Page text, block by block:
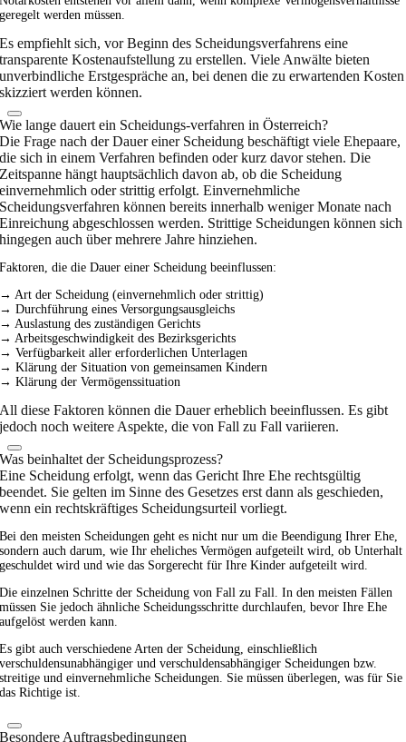
geregelt werden müssen.
Es empfiehlt sich, vor Beginn des Scheidungsverfahrens eine
transparente Kostenaufstellung zu erstellen. Viele Anwälte bieten
unverbindliche Erstgespräche an, bei denen die zu erwartenden Kosten
skizziert werden können.
Wie lange dauert ein Scheidungs-verfahren in Österreich?
Die Frage nach der Dauer einer Scheidung beschäftigt viele Ehepaare,
die sich in einem Verfahren befinden oder kurz davor stehen. Die
Zeitspanne hängt hauptsächlich davon ab, ob die Scheidung
einvernehmlich oder strittig erfolgt. Einvernehmliche
Scheidungsverfahren können bereits innerhalb weniger Monate nach
Einreichung abgeschlossen werden. Strittige Scheidungen können sich
hingegen auch über mehrere Jahre hinziehen.
Faktoren, die die Dauer einer Scheidung beeinflussen:
→ Art der Scheidung (einvernehmlich oder strittig)
→ Durchführung eines Versorgungsausgleichs
→ Auslastung des zuständigen Gerichts
→ Arbeitsgeschwindigkeit des Bezirksgerichts
→ Verfügbarkeit aller erforderlichen Unterlagen
→ Klärung der Situation von gemeinsamen Kindern
→ Klärung der Vermögenssituation
All diese Faktoren können die Dauer erheblich beeinflussen. Es gibt
jedoch noch weitere Aspekte, die von Fall zu Fall variieren.
Was beinhaltet der Scheidungsprozess?
Eine Scheidung erfolgt, wenn das Gericht Ihre Ehe rechtsgültig
beendet. Sie gelten im Sinne des Gesetzes erst dann als geschieden,
wenn ein rechtskräftiges Scheidungsurteil vorliegt.
Bei den meisten Scheidungen geht es nicht nur um die Beendigung Ihrer Ehe,
sondern auch darum, wie Ihr eheliches Vermögen aufgeteilt wird, ob Unterhalt
geschuldet wird und wie das Sorgerecht für Ihre Kinder aufgeteilt wird.
Die einzelnen Schritte der Scheidung von Fall zu Fall. In den meisten Fällen
müssen Sie jedoch ähnliche Scheidungsschritte durchlaufen, bevor Ihre Ehe
aufgelöst werden kann.
Es gibt auch verschiedene Arten der Scheidung, einschließlich
verschuldensunabhängiger und verschuldensabhängiger Scheidungen bzw.
streitige und einvernehmliche Scheidungen. Sie müssen überlegen, was für Sie
das Richtige ist.
Besondere Auftragsbedingungen